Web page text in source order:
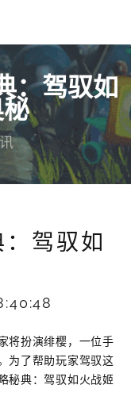
：驾驭如
驾驭如
将扮演绯樱，一位手
为了帮助玩家驾驭这
秘典：驾驭如火战姬